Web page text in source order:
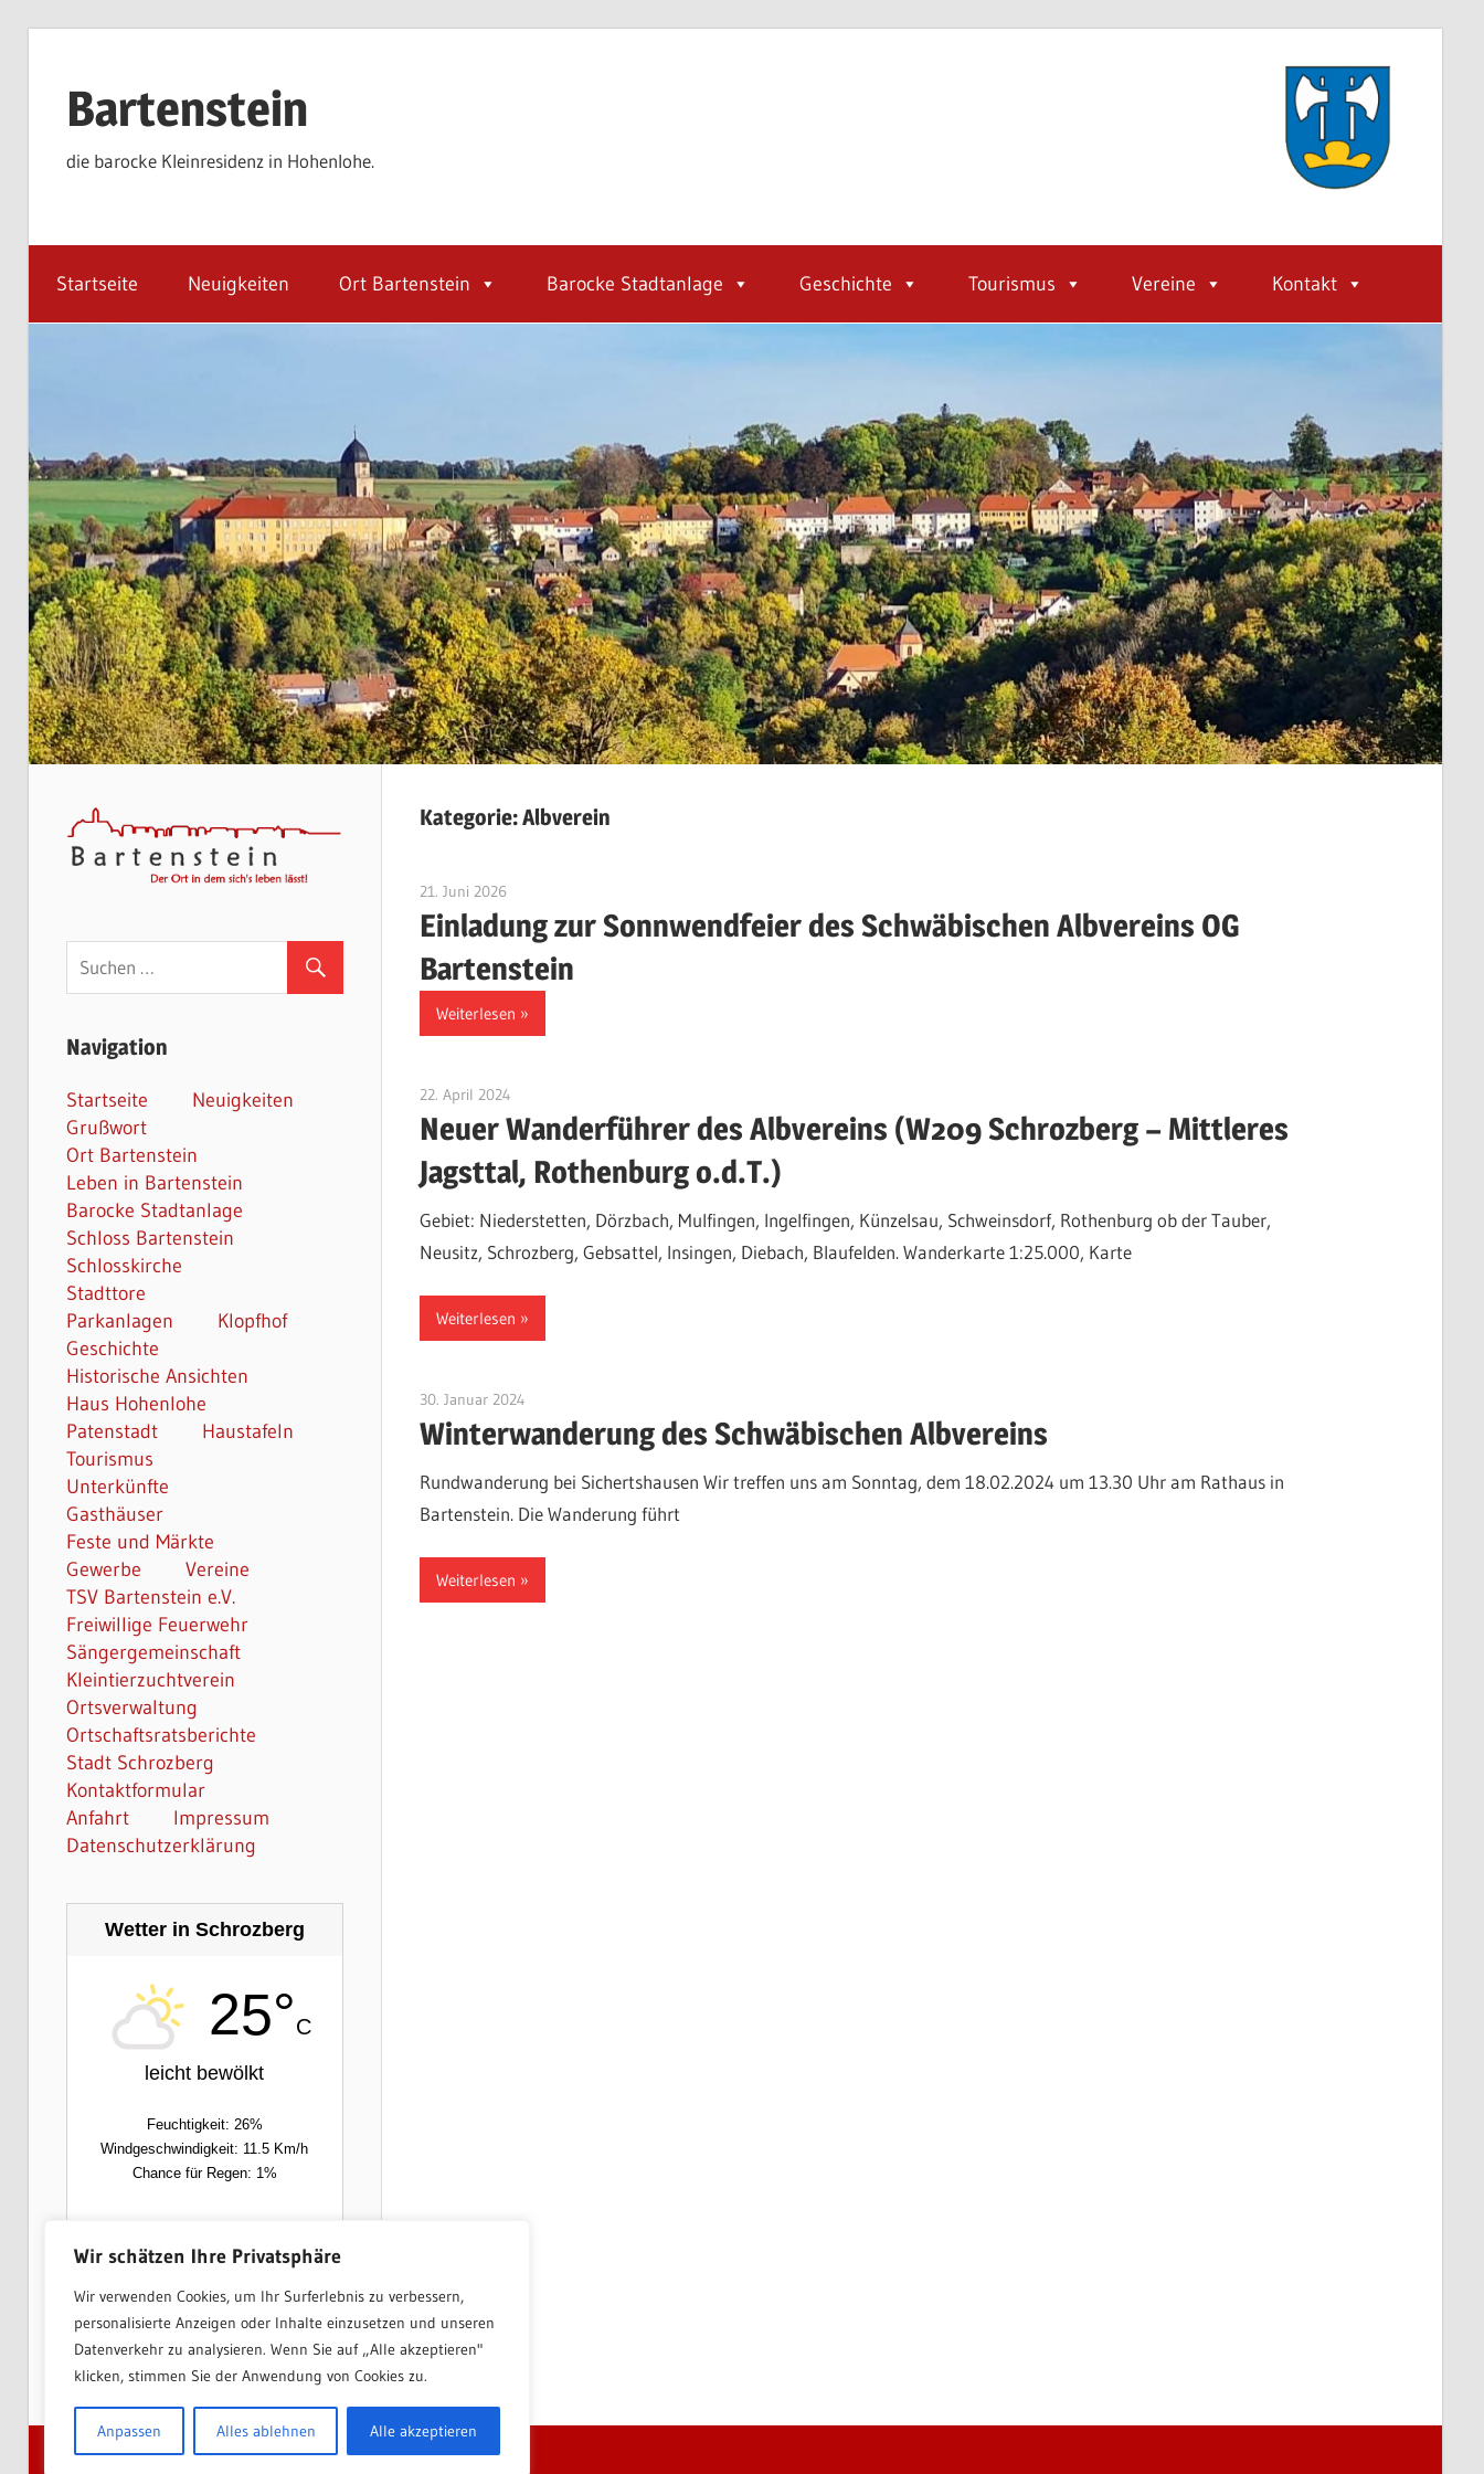
Wir schätzen Ihre Privatsphäre
Wir verwenden Cookies, um Ihr Surferlebnis zu verbessern,
personalisierte Anzeigen oder Inhalte einzusetzen und unseren
Datenverkehr zu analysieren. Wenn Sie auf „Alle akzeptieren"
klicken, stimmen Sie der Anwendung von Cookies zu.
Anpassen Alles ablehnen Alle akzeptieren
springenBartenstein
die barocke Kleinresidenz in Hohenlohe.
Startseite Neuigkeiten Ort Bartenstein Barocke Stadtanlage Geschichte Tourismus Vereine Kontakt
Kategorie:Albverein
21. Juni 2026Jackelsberger
Einladung zur Sonnwendfeier des Schwäbischen Albvereins OG
Bartenstein
Weiterlesen
22. April 2024
Neuer Wanderführer des Albvereins (W209 Schrozberg – Mittleres
Jagsttal, Rothenburg o.d.T.)
Gebiet: Niederstetten, Dörzbach, Mulfingen, Ingelfingen, Künzelsau, Schweinsdorf, Rothenburg ob der Tauber,
Neusitz, Schrozberg, Gebsattel, Insingen, Diebach, Blaufelden. Wanderkarte 1:25.000, Karte
Weiterlesen
30. Januar 2024
Winterwanderung des Schwäbischen Albvereins
Rundwanderung bei Sichertshausen Wir treffen uns am Sonntag, dem 18.02.2024 um 13.30 Uhr am Rathaus in
Bartenstein. Die Wanderung führt
Weiterlesen
Navigation
Startseite
Neuigkeiten
Grußwort
Ort Bartenstein
Leben in Bartenstein
Barocke Stadtanlage
Schloss Bartenstein
Schlosskirche
Stadttore
Parkanlagen
Klopfhof
Geschichte
Historische Ansichten
Haus Hohenlohe
Patenstadt
Haustafeln
Tourismus
Unterkünfte
Gasthäuser
Feste und Märkte
Gewerbe
Vereine
TSV Bartenstein e.V.
Freiwillige Feuerwehr
Sängergemeinschaft
Kleintierzuchtverein
Ortsverwaltung
Ortschaftsratsberichte
Stadt Schrozberg
Kontaktformular
Anfahrt
Impressum
Datenschutzerklärung
Wetter in Schrozberg
25°C
leicht bewölkt
Feuchtigkeit: 26%
Windgeschwindigkeit: 11.5 Km/h
Chance für Regen: 1%
13/26°C 12/28°C
Powered by Wetter2.com
WordPress Theme: Wellington byThemeZee.